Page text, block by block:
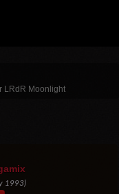
LRdR Moonlight
1993)